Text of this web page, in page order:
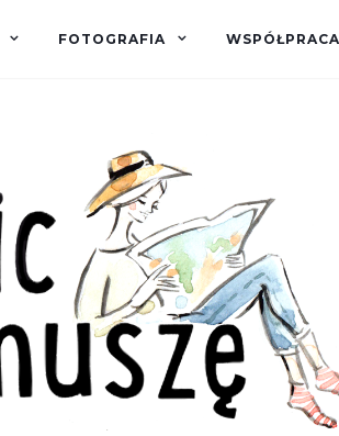
FOTOGRAFIA WSPÓŁPRACA